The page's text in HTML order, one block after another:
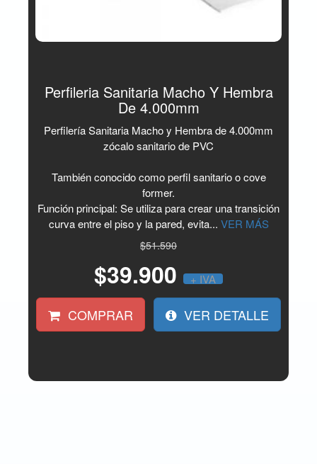
Perfileria Sanitaria Macho Y Hembra
De 4.000mm
Perfilería Sanitaria Macho y Hembra de 4.000mm
zócalo sanitario de PVC
También conocido como perfil sanitario o cove
former.
Función principal: Se utiliza para crear una transición
curva entre el piso y la pared, evita... VER MÁS
$51.590
$39.900 + IVA
COMPRAR VER DETALLE